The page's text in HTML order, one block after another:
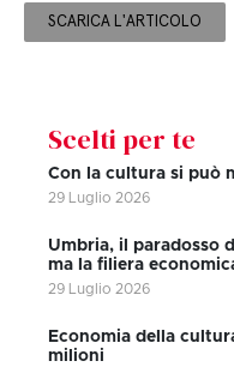
SCARICA L'ARTICOLO
Scelti per te
Con la cultura si può
29 Luglio 2026
Umbria, il paradosso
ma la filiera
29 Luglio 2026
Economia della
milioni